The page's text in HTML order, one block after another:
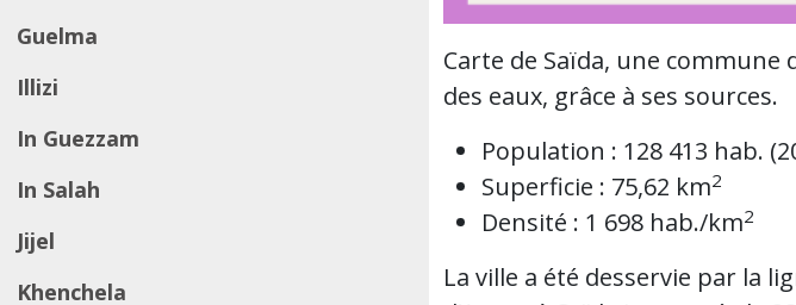
Guelma
Illizi
In Guezzam
In Salah
Jijel
Khenchela
Carte de Saïda, une commune
des eaux, grâce à ses sources.
Population : 128 413 hab.
Superficie : 75,62 km2
Densité : 1 698 hab./km2
La ville a été desservie par la